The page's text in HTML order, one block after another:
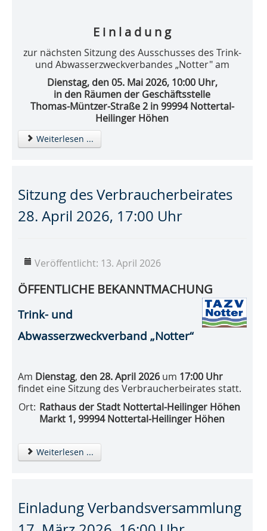
E i n l a d u n g
zur nächsten Sitzung des Ausschusses des Trink-
und Abwasserzweckverbandes „Notter" am
Dienstag, den 05. Mai 2026, 10:00 Uhr,
in den Räumen der Geschäftsstelle
Thomas-Müntzer-Straße 2 in 99994 Nottertal-
Heilinger Höhen
Weiterlesen ...
Sitzung des Verbraucherbeirates
28. April 2026, 17:00 Uhr
Veröffentlicht: 13. April 2026
ÖFFENTLICHE BEKANNTMACHUNG
Trink- und
Abwasserzweckverband „Notter“
Am Dienstag, den 28. April 2026 um 17:00 Uhr
findet eine Sitzung des Verbraucherbeirates statt.
Ort: Rathaus der Stadt Nottertal-Heilinger Höhen
Markt 1, 99994 Nottertal-Heilinger Höhen
Weiterlesen ...
Einladung Verbandsversammlung